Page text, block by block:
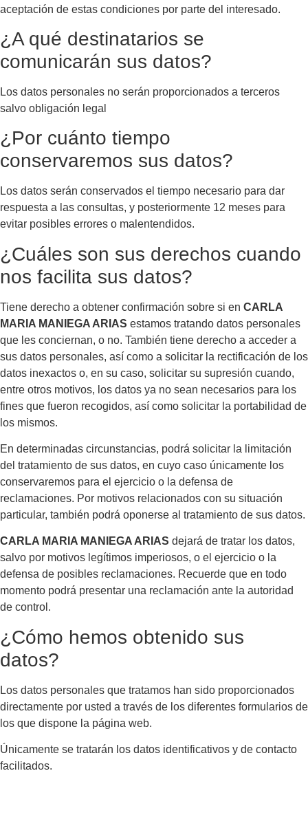
aceptación de estas condiciones por parte del interesado.
¿A qué destinatarios se
comunicarán sus datos?
Los datos personales no serán proporcionados a terceros
salvo obligación legal
¿Por cuánto tiempo
conservaremos sus datos?
Los datos serán conservados el tiempo necesario para dar
respuesta a las consultas, y posteriormente 12 meses para
evitar posibles errores o malentendidos.
¿Cuáles son sus derechos cuando
nos facilita sus datos?
Tiene derecho a obtener confirmación sobre si en CARLA
MARIA MANIEGA ARIAS estamos tratando datos personales
que les conciernan, o no. También tiene derecho a acceder a
sus datos personales, así como a solicitar la rectificación de los
datos inexactos o, en su caso, solicitar su supresión cuando,
entre otros motivos, los datos ya no sean necesarios para los
fines que fueron recogidos, así como solicitar la portabilidad de
los mismos.
En determinadas circunstancias, podrá solicitar la limitación
del tratamiento de sus datos, en cuyo caso únicamente los
conservaremos para el ejercicio o la defensa de
reclamaciones. Por motivos relacionados con su situación
particular, también podrá oponerse al tratamiento de sus datos.
CARLA MARIA MANIEGA ARIAS dejará de tratar los datos,
salvo por motivos legítimos imperiosos, o el ejercicio o la
defensa de posibles reclamaciones. Recuerde que en todo
momento podrá presentar una reclamación ante la autoridad
de control.
¿Cómo hemos obtenido sus
datos?
Los datos personales que tratamos han sido proporcionados
directamente por usted a través de los diferentes formularios de
los que dispone la página web.
Únicamente se tratarán los datos identificativos y de contacto
facilitados.